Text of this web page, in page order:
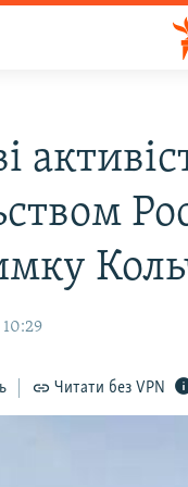
10:29
Читати без VPN